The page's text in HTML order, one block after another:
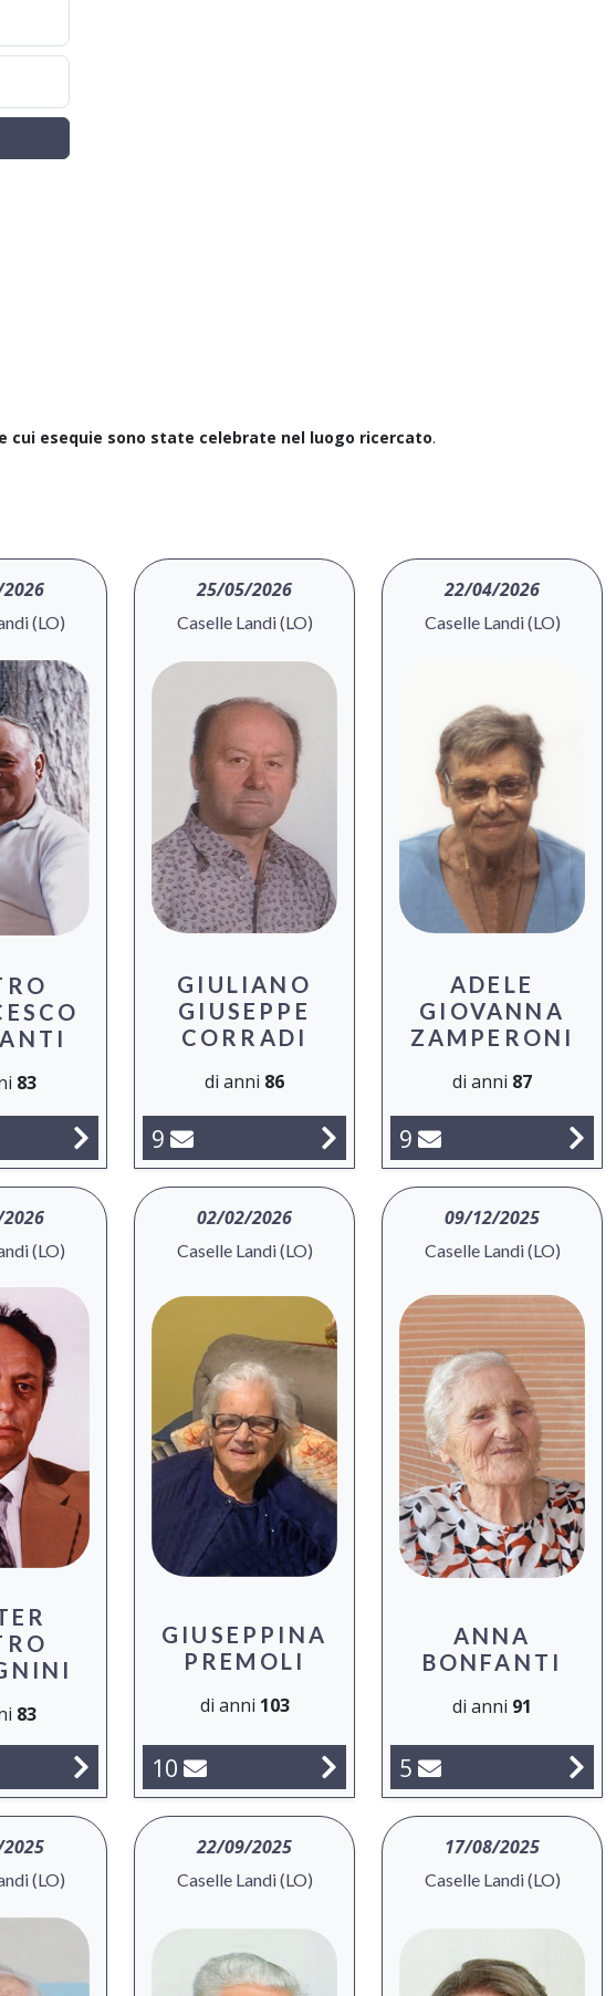
cui esequie sono state celebrate nel luogo ricercato.
(LO)
83
25/05/2026
Caselle Landi (LO)
GIULIANO
GIUSEPPE
CORRADI
di anni 86
9
22/04/2026
Caselle Landi (LO)
ADELE
GIOVANNA
ZAMPERONI
di anni 87
9
(LO)
83
02/02/2026
Caselle Landi (LO)
GIUSEPPINA
PREMOLI
di anni 103
10
09/12/2025
Caselle Landi (LO)
ANNA
BONFANTI
di anni 91
5
(LO)
22/09/2025
Caselle Landi (LO)
17/08/2025
Caselle Landi (LO)